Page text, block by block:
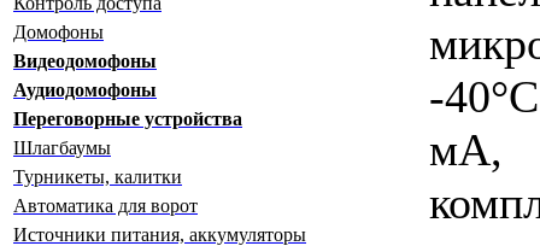
Домофоны
Видеодомофоны
Аудиодомофоны
Переговорные устройства
Шлагбаумы
Турникеты, калитки
Автоматика для ворот
Источники питания, аккумуляторы
-
мА,